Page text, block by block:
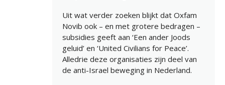
Uit wat verder zoeken blijkt dat Oxfam
Novib ook – en met grotere bedragen –
subsidies geeft aan ‘Een ander Joods
geluid’ en ‘United Civilians for Peace’.
Alledrie deze organisaties zijn deel van
de anti-Israel beweging in Nederland.